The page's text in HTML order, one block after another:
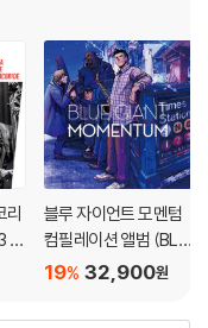
리
블루 자이언트 모멘텀
컴필레이션 앨범 (BLU
E GIANT MOMENTU
32,900원
19%